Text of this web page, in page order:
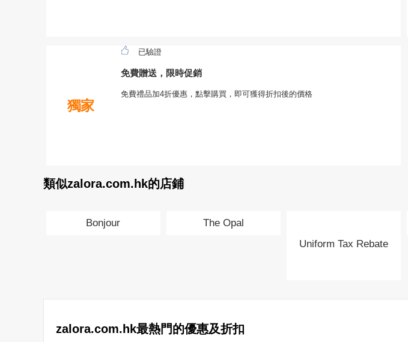
獨家
已驗證
免費贈送，限時促銷
免費禮品加4折優惠，點擊購買，即可獲得折扣後的價格
類似zalora.com.hk的店鋪
Bonjour
The Opal
Uniform Tax Rebate
zalora.com.hk最熱門的優惠及折扣